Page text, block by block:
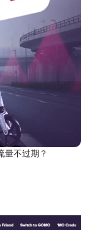
量不过期？